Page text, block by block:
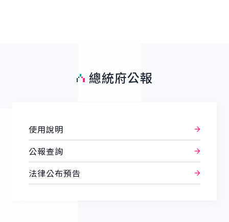
總統府公報
使用說明
公報查詢
法律公布預告